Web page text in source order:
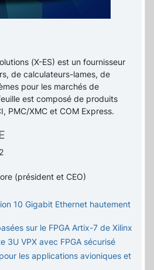
(X-ES) est un fournisseur
de calculateurs-lames, de
pour les marchés de
est composé de produits
PMC/XMC et COM Express.
(président et CEO)
10 Gigabit Ethernet hautement
sur le FPGA Artix-7 de Xilinx
3U VPX avec FPGA sécurisé
les applications avioniques et